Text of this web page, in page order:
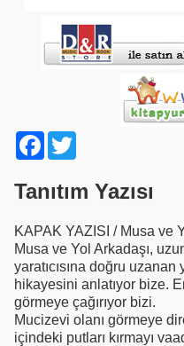
Facebook
Tanıtım Yazısı
KAPAK YAZISI / Musa ve
Musa ve Yol Arkadaşı,
yaratıcısına doğru
hikayesini anlatıyor bize.
görmeye çağırıyor bizi.
Mucizevi olanı görmeye
içindeki putları kırmayı